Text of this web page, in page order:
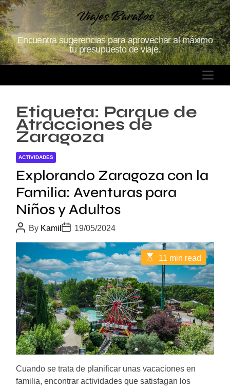
S
k
i
p
t
o
Viajes Baratos
Encuentra sugerencias para aprovechar al máximo
tu presupuesto de viaje.
M
E
Etiqueta: Parque de
Atracciones de
Zaragoza
ACTIVIDADES
Explorando Zaragoza con la
Familia: Aventuras para
Niños y Adultos
P
o
s
A
u
t
h
o
r
By Kamil P
o
s
t
D
a
t
e
19/05/2024
E
s
t
i
m
a
t
e
d
r
e
a
d
i
m
11 min read
Cuando se trata de planificar unas vacaciones en
familia, encontrar actividades que satisfagan los